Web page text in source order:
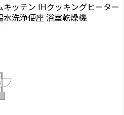
キッチン IHクッキングヒーター
水洗浄便座 浴室乾燥機